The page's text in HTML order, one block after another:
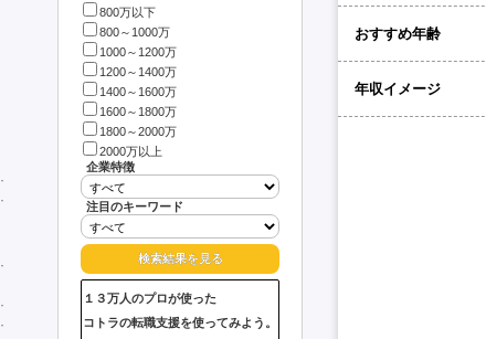
800万以下
800～1000万
1000～1200万
1200～1400万
1400～1600万
1600～1800万
1800～2000万
2000万以上
企業特徴
注目のキーワード
１３万人のプロが使った
コトラの転職支援を使ってみよう。
おすすめ年齢
年収イメージ